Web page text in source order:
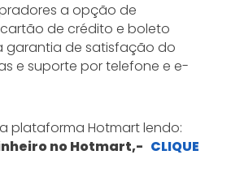
a opção de
de crédito e boleto
garantia de satisfação do
e suporte por telefone e e-
plataforma Hotmart lendo:
no Hotmart,- CLIQUE